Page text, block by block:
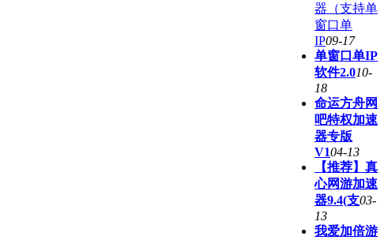
器（支持单
窗口单
IP09-17
单窗口单IP
软件2.010-
18
命运方舟网
吧特权加速
器专版
V104-13
【推荐】真
心网游加速
器9.4(支03-
13
我爱加倍游